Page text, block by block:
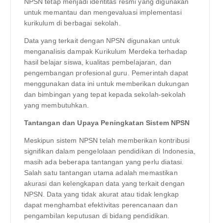
NPSN tetap menjadi identitas resmi yang digunakan
untuk memantau dan mengevaluasi implementasi
kurikulum di berbagai sekolah.
Data yang terkait dengan NPSN digunakan untuk
menganalisis dampak Kurikulum Merdeka terhadap
hasil belajar siswa, kualitas pembelajaran, dan
pengembangan profesional guru. Pemerintah dapat
menggunakan data ini untuk memberikan dukungan
dan bimbingan yang tepat kepada sekolah-sekolah
yang membutuhkan.
Tantangan dan Upaya Peningkatan Sistem NPSN
Meskipun sistem NPSN telah memberikan kontribusi
signifikan dalam pengelolaan pendidikan di Indonesia,
masih ada beberapa tantangan yang perlu diatasi.
Salah satu tantangan utama adalah memastikan
akurasi dan kelengkapan data yang terkait dengan
NPSN. Data yang tidak akurat atau tidak lengkap
dapat menghambat efektivitas perencanaan dan
pengambilan keputusan di bidang pendidikan.